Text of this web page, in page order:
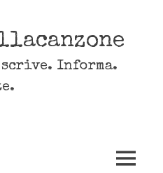
scrive. Informa.
MENU